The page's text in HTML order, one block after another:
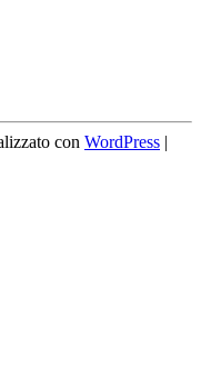
con WordPress |